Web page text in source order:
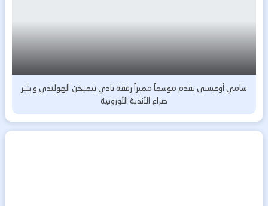
سامي أوعيسى يقدم موسماً مميزاً رفقة نادي نيميخن الهولندي و يثير
صراع الأندية الأوروبية